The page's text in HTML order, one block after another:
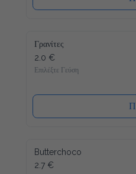
Γρανίτες
2.0 €
Επιλέξτε Γεύση
Butterchoco
2.7 €